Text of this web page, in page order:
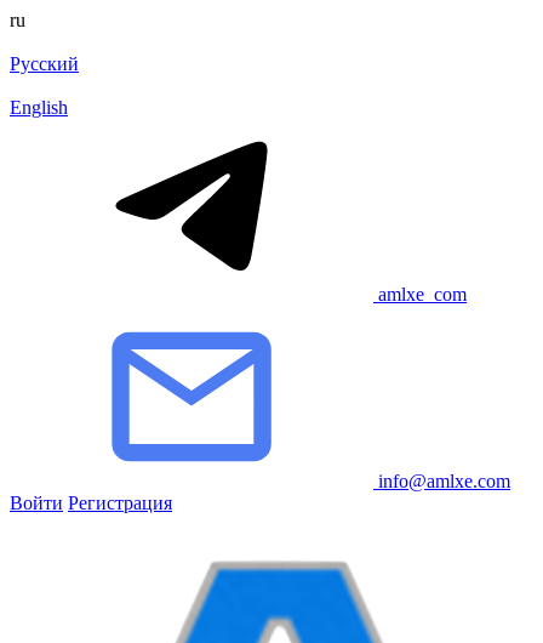
ru
Русский
English
amlxe_com
info@amlxe.com
Войти Регистрация